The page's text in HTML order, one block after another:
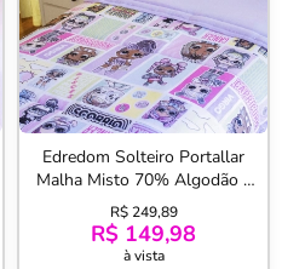
Edredom Solteiro Portallar
Malha Misto 70% Algodão e
30% Poliéster Lol Zodiac
150mx220 Lavanda
R$ 249,89
R$ 149,98
à vista